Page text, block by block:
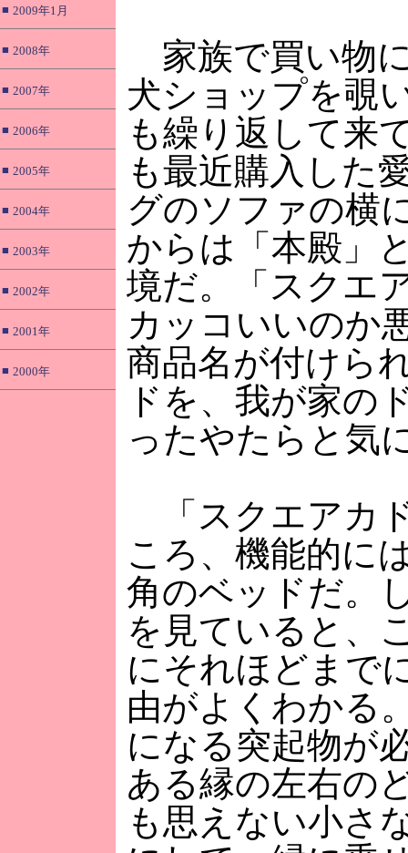
■ 2009年1月
■ 2008年
■ 2007年
■ 2006年
■ 2005年
■ 2004年
■ 2003年
■ 2002年
■ 2001年
■ 2000年
家族で買い物
犬ショップを覗
も繰り返して来
も最近購入した
グのソファの横
からは「本殿」
境だ。「スクエ
カッコいいのか
商品名が付けら
ドを、我が家の
ったやたらと気
「スクエアカ
ころ、機能的に
角のベッドだ。
を見ていると、
にそれほどまで
由がよくわかる
になる突起物が
ある縁の左右の
も思えない小さ